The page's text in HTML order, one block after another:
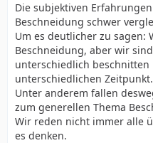
Die subjektiven
Beschneidung schwer
Um es deutlicher zu sagen:
Beschneidung, aber wir
unterschiedlich beschnitten
unterschiedlichen Zeitpunkt.
Unter anderem fallen
zum generellen Thema
Wir reden nicht immer alle
es denken.